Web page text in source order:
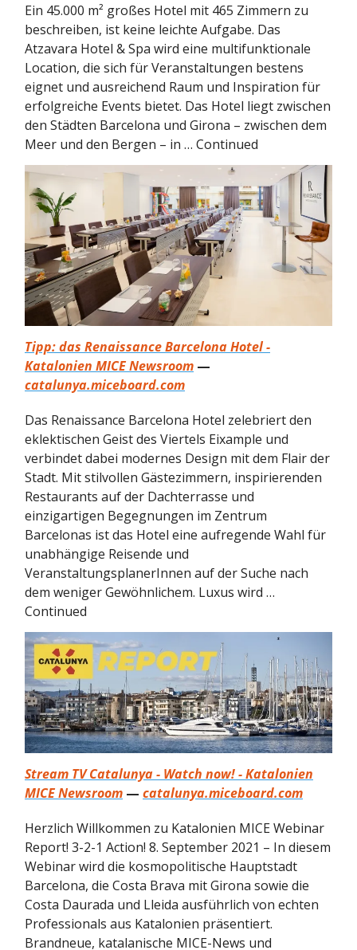
Ein 45.000 m² großes Hotel mit 465 Zimmern zu
beschreiben, ist keine leichte Aufgabe. Das
Atzavara Hotel & Spa wird eine multifunktionale
Location, die sich für Veranstaltungen bestens
eignet und ausreichend Raum und Inspiration für
erfolgreiche Events bietet. Das Hotel liegt zwischen
den Städten Barcelona und Girona – zwischen dem
Meer und den Bergen – in … Continued
Tipp: das Renaissance Barcelona Hotel -
Katalonien MICE Newsroom —
catalunya.miceboard.com
Das Renaissance Barcelona Hotel zelebriert den
eklektischen Geist des Viertels Eixample und
verbindet dabei modernes Design mit dem Flair der
Stadt. Mit stilvollen Gästezimmern, inspirierenden
Restaurants auf der Dachterrasse und
einzigartigen Begegnungen im Zentrum
Barcelonas ist das Hotel eine aufregende Wahl für
unabhängige Reisende und
VeranstaltungsplanerInnen auf der Suche nach
dem weniger Gewöhnlichem. Luxus wird …
Continued
Stream TV Catalunya - Watch now! - Katalonien
MICE Newsroom — catalunya.miceboard.com
Herzlich Willkommen zu Katalonien MICE Webinar
Report! 3-2-1 Action! 8. September 2021 – In diesem
Webinar wird die kosmopolitische Hauptstadt
Barcelona, die Costa Brava mit Girona sowie die
Costa Daurada und Lleida ausführlich von echten
Professionals aus Katalonien präsentiert.
Brandneue, katalanische MICE-News und